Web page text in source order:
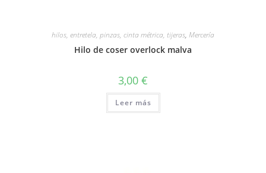
hilos, entretela, pinzas, cinta métrica, tijeras, Mercería
Hilo de coser overlock malva
3,00 €
Leer más